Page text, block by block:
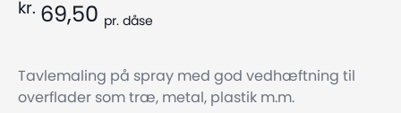
kr. 69,50 pr. dåse
Tavlemaling på spray med god vedhæftning til
overflader som træ, metal, plastik m.m.